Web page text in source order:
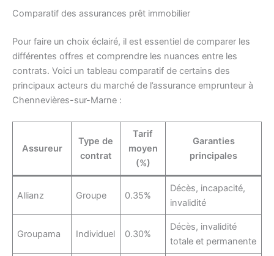
Comparatif des assurances prêt immobilier
Pour faire un choix éclairé, il est essentiel de comparer les
différentes offres et comprendre les nuances entre les
contrats. Voici un tableau comparatif de certains des
principaux acteurs du marché de l’assurance emprunteur à
Chennevières-sur-Marne :
Assureur
Type de
contrat
Tarif
moyen
(%)
Garanties
principales
Allianz Groupe 0.35%
Décès, incapacité,
invalidité
Groupama Individuel 0.30%
Décès, invalidité
totale et permanente